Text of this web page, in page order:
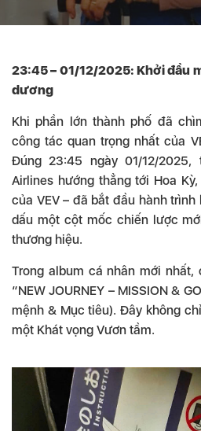
23:45 – 01/12/2025: Khởi đầu
dương
Khi phần lớn thành phố đã
công tác quan trọng nhất của
Đúng 23:45 ngày 01/12/2025,
Airlines hướng thẳng tới Hoa
của VEV – đã bắt đầu hành
dấu một cột mốc chiến lược
thương hiệu.
Trong album cá nhân mới
“NEW JOURNEY – MISSION &
mệnh & Mục tiêu). Đây không
một Khát vọng Vươn tầm.